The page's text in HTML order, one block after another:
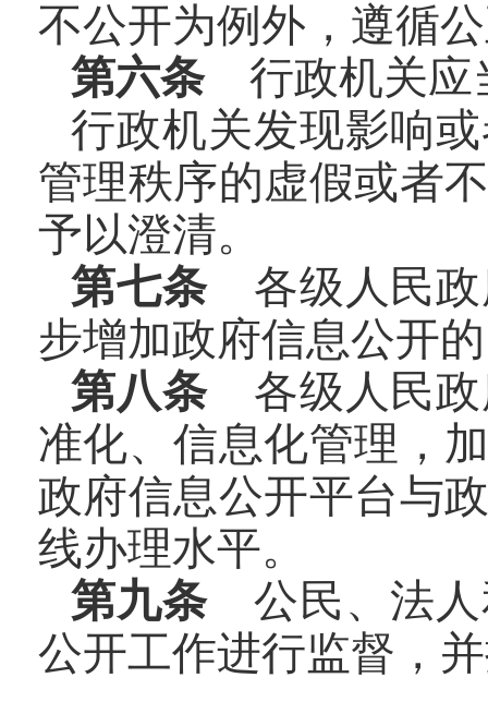
不公开为例外，遵循
第六条行政机关应
行政机关发现影响
管理秩序的虚假或者
予以澄清。
第七条各级人民政
步增加政府信息公开
第八条各级人民政
准化、信息化管理，
政府信息公开平台与
线办理水平。
第九条公民、法人
公开工作进行监督，